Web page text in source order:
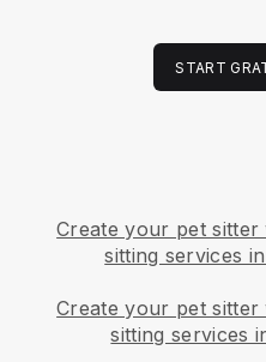
START
Create your pet sitter
sitting services
Create your pet sitter
sitting services